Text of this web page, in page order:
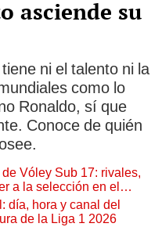
asciende su
ni el talento ni la
como lo
Ronaldo, sí que
Conoce de quién
Vóley Sub 17: rivales,
a la selección en el
día, hora y canal del
de la Liga 1 2026